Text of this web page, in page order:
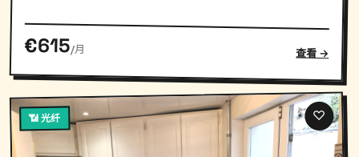
€615/月 查看 →
📶 光纤 ♡